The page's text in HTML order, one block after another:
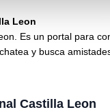
Leon
Es un portal para
y busca
Castilla Leon